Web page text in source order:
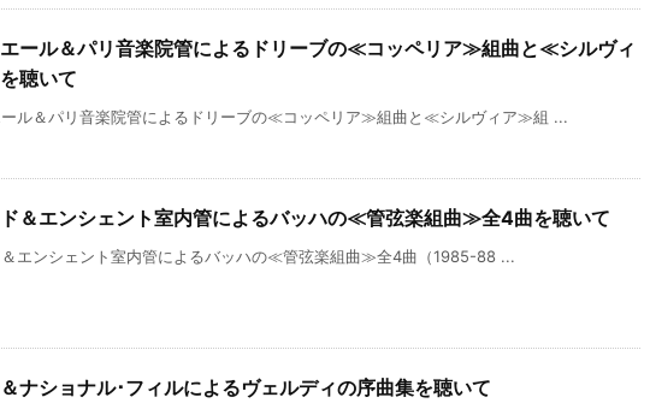
ール＆パリ音楽院管によるドリーブの≪コッペリア≫組曲と≪シルヴィ
聴いて
ール＆パリ音楽院管によるドリーブの≪コッペリア≫組曲と≪シルヴィア≫組 ...
＆エンシェント室内管によるバッハの≪管弦楽組曲≫全4曲を聴いて
＆エンシェント室内管によるバッハの≪管弦楽組曲≫全4曲（1985-88 ...
ナショナル･フィルによるヴェルディの序曲集を聴いて